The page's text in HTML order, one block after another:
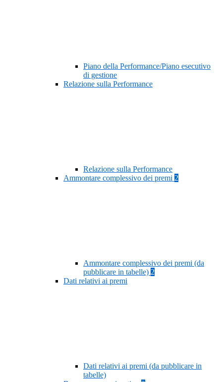
Piano della Performance/Piano esecutivo
di gestione
Relazione sulla Performance
Relazione sulla Performance
Ammontare complessivo dei premi 2
Ammontare complessivo dei premi (da
pubblicare in tabelle) 2
Dati relativi ai premi
Dati relativi ai premi (da pubblicare in
tabelle)